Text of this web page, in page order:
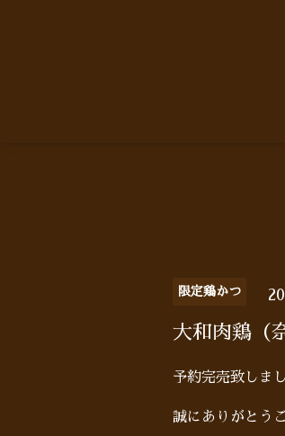
限定鶏かつ
大和肉鶏（
予約完売致しまし
誠にありがとう